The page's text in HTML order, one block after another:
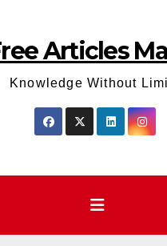
Articles
Knowledge Without